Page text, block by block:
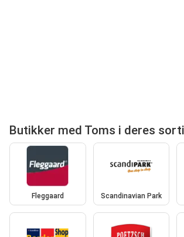
Butikker med Toms i deres
Fleggaard Scandinavian Park